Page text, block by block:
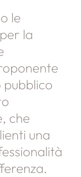
le
la
che
una